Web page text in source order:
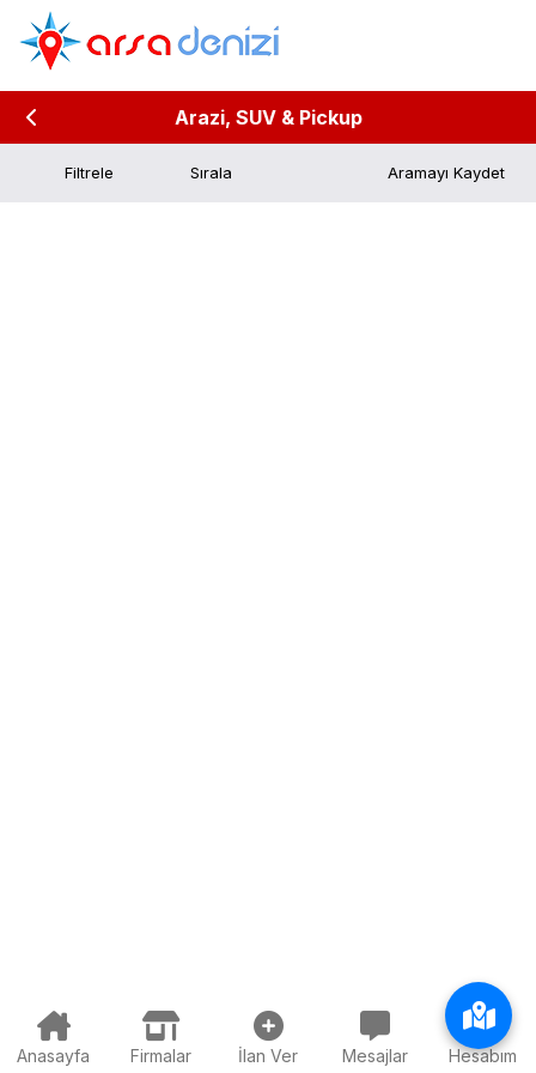
Arazi, SUV & Pickup
Filtrele Aramayı Kaydet
Anasayfa Firmalar İlan Ver Mesajlar Hesabım